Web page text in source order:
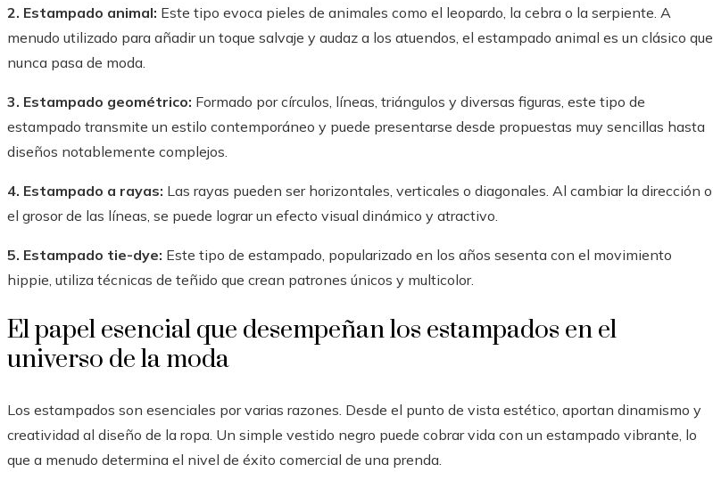
2. Estampado animal: Este tipo evoca pieles de animales como el leopardo, la cebra o la serpiente. A
menudo utilizado para añadir un toque salvaje y audaz a los atuendos, el estampado animal es un clásico que
nunca pasa de moda.
3. Estampado geométrico: Formado por círculos, líneas, triángulos y diversas figuras, este tipo de
estampado transmite un estilo contemporáneo y puede presentarse desde propuestas muy sencillas hasta
diseños notablemente complejos.
4. Estampado a rayas: Las rayas pueden ser horizontales, verticales o diagonales. Al cambiar la dirección o
el grosor de las líneas, se puede lograr un efecto visual dinámico y atractivo.
5. Estampado tie-dye: Este tipo de estampado, popularizado en los años sesenta con el movimiento
hippie, utiliza técnicas de teñido que crean patrones únicos y multicolor.
El papel esencial que desempeñan los estampados en el
universo de la moda
Los estampados son esenciales por varias razones. Desde el punto de vista estético, aportan dinamismo y
creatividad al diseño de la ropa. Un simple vestido negro puede cobrar vida con un estampado vibrante, lo
que a menudo determina el nivel de éxito comercial de una prenda.